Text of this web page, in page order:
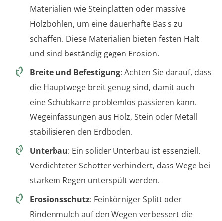
Materialien wie Steinplatten oder massive
Holzbohlen, um eine dauerhafte Basis zu
schaffen. Diese Materialien bieten festen Halt
und sind beständig gegen Erosion.
Breite und Befestigung: Achten Sie darauf, dass
die Hauptwege breit genug sind, damit auch
eine Schubkarre problemlos passieren kann.
Wegeinfassungen aus Holz, Stein oder Metall
stabilisieren den Erdboden.
Unterbau: Ein solider Unterbau ist essenziell.
Verdichteter Schotter verhindert, dass Wege bei
starkem Regen unterspült werden.
Erosionsschutz: Feinkörniger Splitt oder
Rindenmulch auf den Wegen verbessert die